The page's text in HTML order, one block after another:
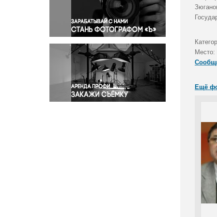
Правосудие
Происшествия и конфликты
Религия
Светская жизнь
Спорт
Экология
Экономика и бизнес
Место:
Ещё